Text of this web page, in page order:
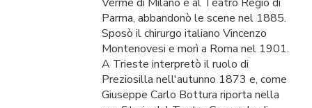
Parma, abbandonò le scene nel 1885.
Sposò il chirurgo italiano Vincenzo
Montenovesi e morì a Roma nel 1901.
A Trieste interpretò il ruolo di
Preziosilla nell'autunno 1873 e, come
Giuseppe Carlo Bottura riporta nella